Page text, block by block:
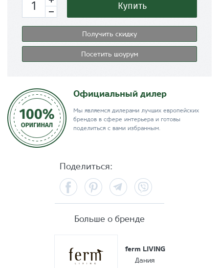
Купить
Получить скидку
Посетить шоурум
Официальный дилер
Мы являемся дилерами лучших европейских
брендов в сфере интерьера и готовы
поделиться с вами избранным.
Поделиться:
FacebookPinterest Telegram
Больше о бренде
ferm LIVING
Дания